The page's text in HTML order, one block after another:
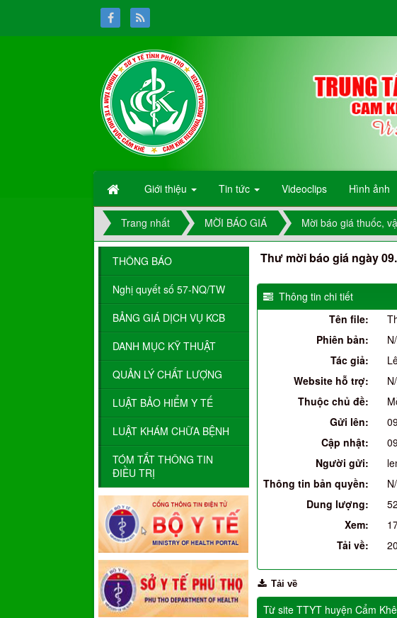
Giới thiệu Tin tức Videoclips Hình ảnh
Trang nhất MỜI BÁO GIÁ Mời báo giá thuốc,
Thư mời báo giá ngày
Thông tin chi tiết
Tên file:
Phiên bản:
Tác giả:
Website hỗ trợ:
Thuộc chủ đề:
Gửi lên:
Cập nhật:
Người gửi:
Thông tin bản quyền:
Dung lượng:
Xem:
Tải về:
20
Tải về
Từ site TTYT huyện Cẩm
THÔNG BÁO
Nghị quyết số 57-NQ/TW
BẢNG GIÁ DỊCH VỤ KCB
DANH MỤC KỸ THUẬT
QUẢN LÝ CHẤT LƯỢNG
LUẬT BẢO HIỂM Y TẾ
LUẬT KHÁM CHỮA BỆNH
TÓM TẮT THÔNG TIN
ĐIỀU TRỊ